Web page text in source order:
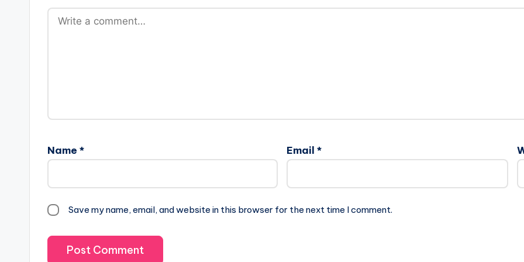
Name * Email *
Save my name, email, and website in this browser for the next time I comment.